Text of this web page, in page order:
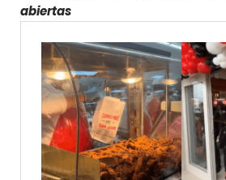
abiertas